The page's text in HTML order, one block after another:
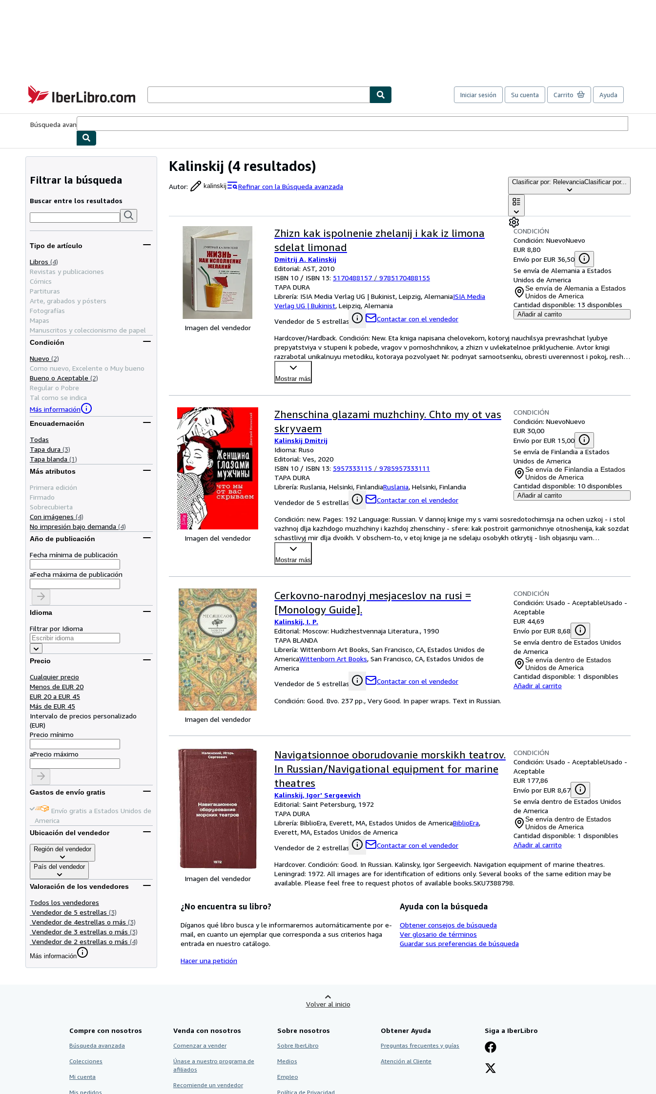
IberLibro.com
Iniciar sesión Su cuenta Carrito Ayuda
Búsqueda avanzada
Kalinskij (4 resultados)
Autor: kalinskij Refinar con la Búsqueda avanzada Clasificar por: RelevanciaClasificar por...
Filtrar la búsqueda
Buscar entre los resultados
Tipo de artículo
Libros (4)
Revistas y publicaciones
Cómics
Partituras
Arte, grabados y pósters
Fotografías
Mapas
Manuscritos y coleccionismo de papel
Condición
Nuevo (2)
Como nuevo, Excelente o Muy bueno
Bueno o Aceptable (2)
Regular o Pobre
Tal como se indica
Más información
Encuadernación
Todas
Tapa dura (3)
Tapa blanda (1)
Más atributos
Primera edición
Firmado
Sobrecubierta
Con imágenes (4)
No impresión bajo demanda (4)
Año de publicación
Fecha mínima de publicación
aFecha máxima de publicación
Idioma
Filtrar por Idioma
Precio
Cualquier precio
Menos de EUR 20
EUR 20 a EUR 45
Más de EUR 45
Intervalo de precios personalizado
(EUR)
Precio mínimo
aPrecio máximo
Gastos de envío gratis
Envío gratis a Estados Unidos de
America
Ubicación del vendedor
Región del vendedor
País del vendedor
Valoración de los vendedores
Todos los vendedores
Vendedor de 5 estrellas (3)
Vendedor de 4estrellas o más (3)
Vendedor de 3 estrellas o más (3)
Vendedor de 2 estrellas o más (4)
Más información
Imagen del vendedor
Zhizn kak ispolnenie zhelanij i kak iz limona
sdelat limonad
Dmitrij A. Kalinskij
Editorial: AST, 2010
ISBN 10 / ISBN 13: 5170488157 / 9785170488155
TAPA DURA
Librería: ISIA Media Verlag UG | Bukinist, Leipzig, AlemaniaISIA Media
Verlag UG | Bukinist, Leipzig, Alemania
Vendedor de 5 estrellas
Contactar con el vendedor
CONDICIÓN
Condición: NuevoNuevo
EUR 8,80
Envío por EUR 36,50
Se envía de Alemania a Estados
Unidos de America
Se envía de Alemania a Estados
Unidos de America
Cantidad disponible: 13 disponibles
Añadir al carrito
Hardcover/Hardback. Condición: New. Eta kniga napisana chelovekom, kotoryj nauchilsya prevrashchat lyubye
prepyatstviya v stupeni k pobede, vragov v pomoshchnikov, a zhizn v uvlekatelnoe priklyuchenie. Avtor knigi
razrabotal unikalnuyu metodiku, kotoraya pozvolyaet Nr. podnyat samootsenku, obresti uverennost i pokoj, reshit
seme…
Mostrar más
Imagen del vendedor
Zhenschina glazami muzhchiny. Chto my ot vas
skryvaem
Kalinskij Dmitrij
Idioma: Ruso
Editorial: Ves, 2020
ISBN 10 / ISBN 13: 5957333115 / 9785957333111
TAPA DURA
Librería: Ruslania, Helsinki, FinlandiaRuslania, Helsinki, Finlandia
Vendedor de 5 estrellas
Contactar con el vendedor
CONDICIÓN
Condición: NuevoNuevo
EUR 30,00
Envío por EUR 15,00
Se envía de Finlandia a Estados
Unidos de America
Se envía de Finlandia a Estados
Unidos de America
Cantidad disponible: 10 disponibles
Añadir al carrito
Condición: new. Pages: 192 Language: Russian. V dannoj knige my s vami sosredotochimsja na ochen uzkoj - i stol
vazhnoj dlja kazhdogo muzhchiny i kazhdoj zhenschiny - sfere: kak postroit garmonichnye otnoshenija, kak sozdat
schastlivyj mir dlja dvoikh. V obschem-to, v etoj knige ja ne sdelaju osobykh otkrytij - lish objasnju vam…
Mostrar más
Imagen del vendedor
Cerkovno-narodnyj mesjaceslov na rusi =
[Monology Guide].
Kalinskij, I. P.
Editorial: Moscow: Hudizhestvennaja Literatura., 1990
TAPA BLANDA
Librería: Wittenborn Art Books, San Francisco, CA, Estados Unidos de
AmericaWittenborn Art Books, San Francisco, CA, Estados Unidos de
America
Vendedor de 5 estrellas
Contactar con el vendedor
CONDICIÓN
Condición: Usado - AceptableUsado -
Aceptable
EUR 44,69
Envío por EUR 8,68
Se envía dentro de Estados Unidos
de America
Se envía dentro de Estados
Unidos de America
Cantidad disponible: 1 disponibles
Añadir al carrito
Condición: Good. 8vo. 237 pp., Very Good. In paper wraps. Text in Russian.
Imagen del vendedor
Navigatsionnoe oborudovanie morskikh teatrov.
In Russian/Navigational equipment for marine
theatres
Kalinskij, Igor' Sergeevich
Editorial: Saint Petersburg, 1972
TAPA DURA
Librería: BiblioEra, Everett, MA, Estados Unidos de AmericaBiblioEra,
Everett, MA, Estados Unidos de America
Vendedor de 2 estrellas
Contactar con el vendedor
CONDICIÓN
Condición: Usado - AceptableUsado -
Aceptable
EUR 177,86
Envío por EUR 8,67
Se envía dentro de Estados Unidos
de America
Se envía dentro de Estados
Unidos de America
Cantidad disponible: 1 disponibles
Añadir al carrito
Hardcover. Condición: Good. In Russian. Kalinsky, Igor Sergeevich. Navigation equipment of marine theatres.
Leningrad: 1972. All images are for identification of editions only. Several books of the same edition may be
available. Please feel free to request photos of available books.SKU7388798.
¿No encuentra su libro?
Díganos qué libro busca y le informaremos automáticamente por e-
mail, en cuanto un ejemplar que corresponda a sus criterios haga
entrada en nuestro catálogo.
Hacer una petición
Ayuda con la búsqueda
Obtener consejos de búsqueda
Ver glosario de términos
Guardar sus preferencias de búsqueda
Volver al inicio
Compre con nosotros
Búsqueda avanzada
Colecciones
Mi cuenta
Mis pedidos
Venda con nosotros
Comenzar a vender
Únase a nuestro programa de
afiliados
Recomiende un vendedor
Sobre nosotros
Sobre IberLibro
Medios
Empleo
Política de Privacidad
Obtener Ayuda
Preguntas frecuentes y guías
Atención al Cliente
Siga a IberLibro